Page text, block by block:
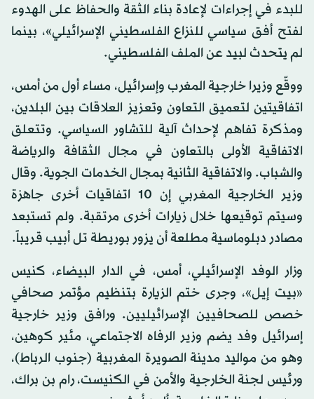
للبدء في إجراءات لإعادة بناء الثقة والحفاظ على الهدوء
لفتح أفق سياسي للنزاع الفلسطيني الإسرائيلي»، بينما
لم يتحدث لبيد عن الملف الفلسطيني.
ووقّع وزيرا خارجية المغرب وإسرائيل، مساء أول من أمس،
اتفاقيتين لتعميق التعاون وتعزيز العلاقات بين البلدين،
ومذكرة تفاهم لإحداث آلية للتشاور السياسي. وتتعلق
الاتفاقية الأولى بالتعاون في مجال الثقافة والرياضة
والشباب. والاتفاقية الثانية بمجال الخدمات الجوية. وقال
وزير الخارجية المغربي إن 10 اتفاقيات أخرى جاهزة
وسيتم توقيعها خلال زيارات أخرى مرتقبة. ولم تستبعد
مصادر دبلوماسية مطلعة أن يزور بوريطة تل أبيب قريباً.
وزار الوفد الإسرائيلي، أمس، في الدار البيضاء، كنيس
«بيت إيل»، وجرى ختم الزيارة بتنظيم مؤتمر صحافي
خصص للصحافيين الإسرائيليين. ورافق وزير خارجية
إسرائيل وفد يضم وزير الرفاه الاجتماعي، مئير كوهين،
وهو من مواليد مدينة الصويرة المغربية (جنوب الرباط)،
ورئيس لجنة الخارجية والأمن في الكنيست، رام بن براك،